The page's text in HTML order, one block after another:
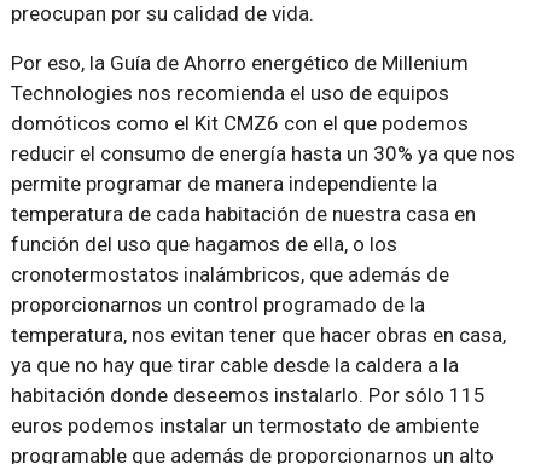
preocupan por su calidad de vida.
Por eso, la Guía de Ahorro energético de Millenium
Technologies nos recomienda el uso de equipos
domóticos como el Kit CMZ6 con el que podemos
reducir el consumo de energía hasta un 30% ya que nos
permite programar de manera independiente la
temperatura de cada habitación de nuestra casa en
función del uso que hagamos de ella, o los
cronotermostatos inalámbricos, que además de
proporcionarnos un control programado de la
temperatura, nos evitan tener que hacer obras en casa,
ya que no hay que tirar cable desde la caldera a la
habitación donde deseemos instalarlo. Por sólo 115
euros podemos instalar un termostato de ambiente
programable que además de proporcionarnos un alto